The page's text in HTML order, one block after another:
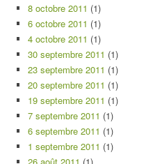
8 octobre 2011 (1)
6 octobre 2011 (1)
4 octobre 2011 (1)
30 septembre 2011 (1)
23 septembre 2011 (1)
20 septembre 2011 (1)
19 septembre 2011 (1)
7 septembre 2011 (1)
6 septembre 2011 (1)
1 septembre 2011 (1)